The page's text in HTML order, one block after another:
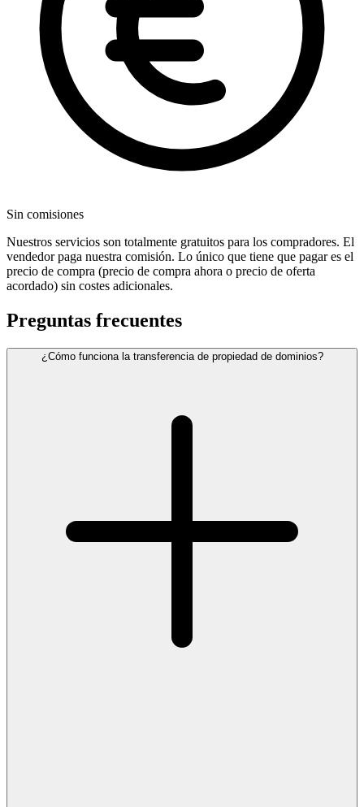
Sin comisiones
Nuestros servicios son totalmente gratuitos para los compradores. El
vendedor paga nuestra comisión. Lo único que tiene que pagar es el
precio de compra (precio de compra ahora o precio de oferta
acordado) sin costes adicionales.
Preguntas frecuentes
¿Cómo funciona la transferencia de propiedad de dominios?